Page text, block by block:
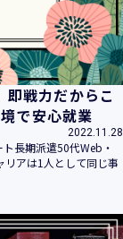
即戦力だからこ
で安心就業
2022.11.28
長期派遣50代Web・
リアは1人として同じ事